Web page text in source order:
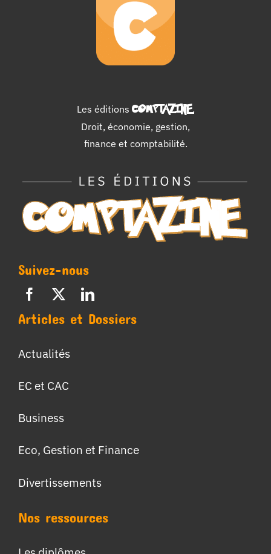
Les éditions COMPTAZINE.
Droit, économie, gestion,
finance et comptabilité.
Suivez-nous
Articles et Dossiers
Actualités
EC et CAC
Business
Eco, Gestion et Finance
Divertissements
Nos ressources